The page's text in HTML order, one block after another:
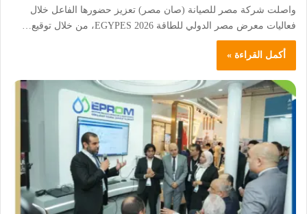
واصلت شركة مصر للصيانة (صان مصر) تعزيز حضورها الفاعل خلال
فعاليات معرض مصر الدولي للطاقة EGYPES 2026، من خلال توقيع…
أكمل القراءة »